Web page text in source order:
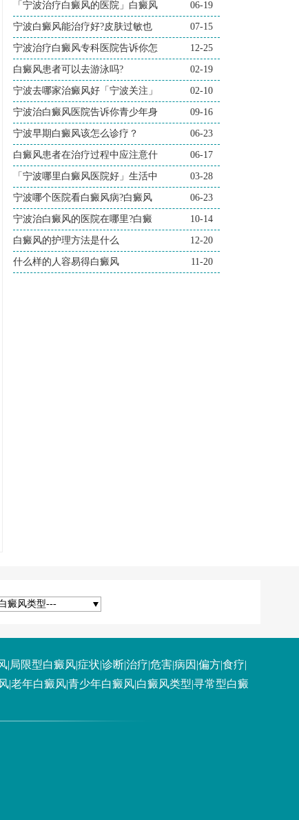
「宁波治疗白癜风的医院」白癜风 06-19
宁波白癜风能治疗好?皮肤过敏也 07-15
宁波治疗白癜风专科医院告诉你怎 12-25
白癜风患者可以去游泳吗? 02-19
宁波去哪家治癜风好「宁波关注」 02-10
宁波治白癜风医院告诉你青少年身 09-16
宁波早期白癜风该怎么诊疗？ 06-23
白癜风患者在治疗过程中应注意什 06-17
「宁波哪里白癜风医院好」生活中 03-28
宁波哪个医院看白癜风病?白癜风 06-23
宁波治白癜风的医院在哪里?白癜 10-14
白癜风的护理方法是什么 12-20
什么样的人容易得白癜风 11-20
癜风类型---
|局限型白癜风|症状|诊断|治疗|危害|病因 |偏方|食疗|
|老年白癜风|青少年白癜风|白癜风类型|寻常型白癜